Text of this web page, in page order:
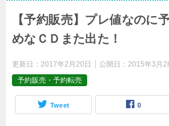
【予約販売】プレ値なのに
めなＣＤまた出た！
更新日： 2017年2月20日 公開日： 2015年3月
予約販売・予約転売
Tweet 0